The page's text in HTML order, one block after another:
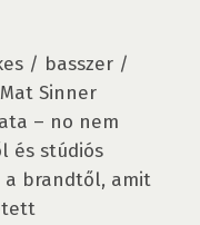
/ basszer /
Sinner
– no nem
és stúdiós
a brandtől, amit